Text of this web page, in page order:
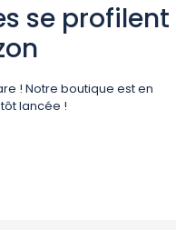
se profilent
! Notre boutique est en
lancée !